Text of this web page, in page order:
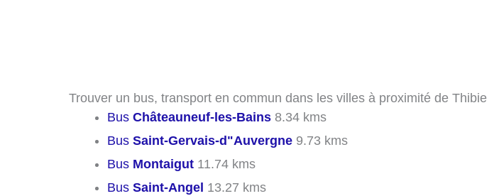
Trouver un bus, transport en commun dans les villes à proximité de Thibie
Bus Châteauneuf-les-Bains 8.34 kms
Bus Saint-Gervais-d"Auvergne 9.73 kms
Bus Montaigut 11.74 kms
Bus Saint-Angel 13.27 kms